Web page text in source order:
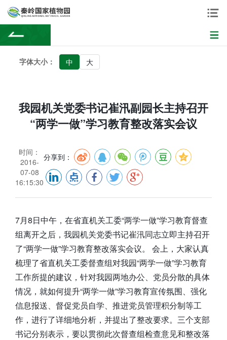
字体大小： 中 大
我园机关党委书记崔汛副园长主持召开
“两学一做”学习教育整改落实会议
时间：
2016-
07-08
16:15:30
分享到：
7月8日中午，在省直机关工委“两学一做”学习教育督查
组离开之后，我园机关党委书记崔汛同志立即主持召开
了“两学一做”学习教育整改落实会议。 会上，大家认真
梳理了省直机关工委督查组对我园“两学一做”学习教育
工作所提的建议，针对我园两地办公、党员分散的具体
情况，就如何提升“两学一做”学习教育宣传氛围、强化
信息报送、督促党员自学、推进党员管理积分制等工
作，进行了详细地分析，并提出了整改要求。三个支部
书记分别表示，要以贯彻此次督查组检查意见和整改落